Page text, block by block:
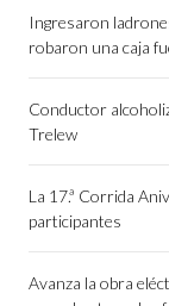
Ingresaron
robaron una caja
Conductor
Trelew
La 17.ª Corrida
participantes
Avanza la obra